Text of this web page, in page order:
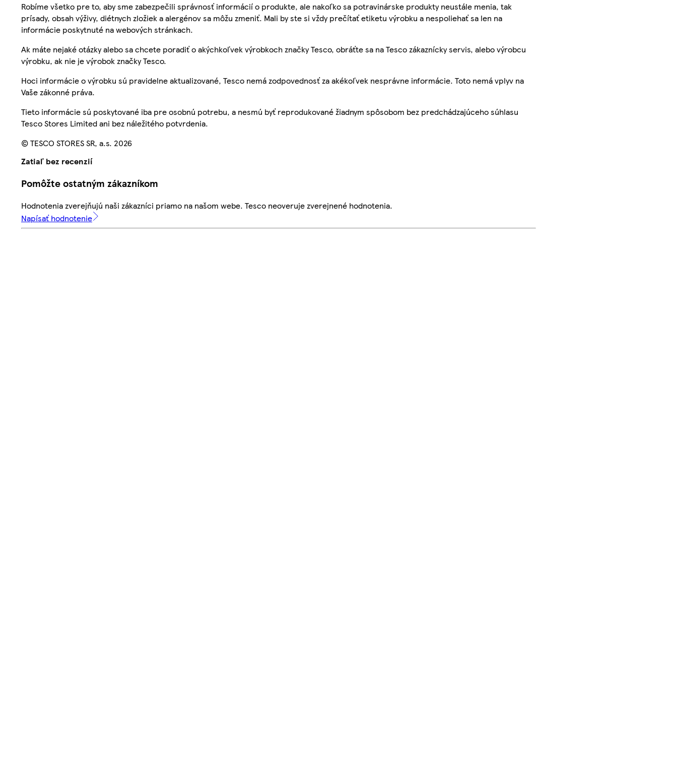
Robíme všetko pre to, aby sme zabezpečili správnosť informácií o produkte, ale nakoľko sa potravinárske produkty neustále menia, tak
prísady, obsah výživy, diétnych zložiek a alergénov sa môžu zmeniť. Mali by ste si vždy prečítať etiketu výrobku a nespoliehať sa len na
informácie poskytnuté na webových stránkach.
Ak máte nejaké otázky alebo sa chcete poradiť o akýchkoľvek výrobkoch značky Tesco, obráťte sa na Tesco zákaznícky servis, alebo výrobcu
výrobku, ak nie je výrobok značky Tesco.
Hoci informácie o výrobku sú pravidelne aktualizované, Tesco nemá zodpovednosť za akékoľvek nesprávne informácie. Toto nemá vplyv na
Vaše zákonné práva.
Tieto informácie sú poskytované iba pre osobnú potrebu, a nesmú byť reprodukované žiadnym spôsobom bez predchádzajúceho súhlasu
Tesco Stores Limited ani bez náležitého potvrdenia.
© TESCO STORES SR, a.s. 2026
Zatiaľ bez recenzií
Pomôžte ostatným zákazníkom
Hodnotenia zverejňujú naši zákazníci priamo na našom webe. Tesco neoveruje zverejnené hodnotenia.
Napísať hodnotenie